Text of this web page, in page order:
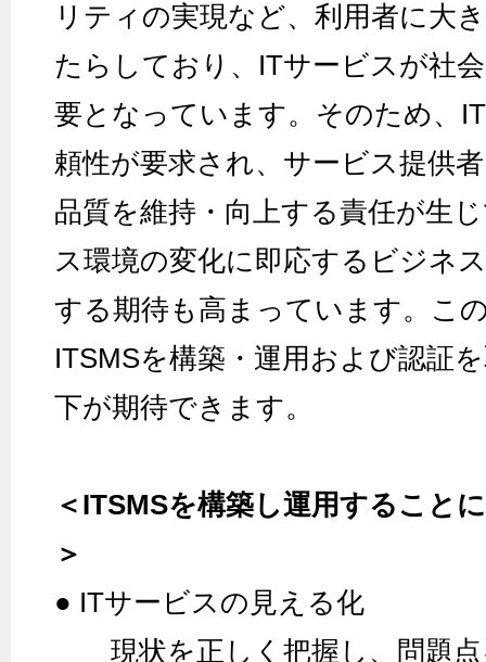
リティの実現など、利用者に大
たらしており、ITサービスが社
要となっています。そのため、
頼性が要求され、サービス提供
品質を維持・向上する責任が生
ス環境の変化に即応するビジネ
する期待も高まっています。こ
ITSMSを構築・運用および認証
下が期待できます。
＜ITSMSを構築し運用すること
＞
● ITサービスの見える化
現状を正しく把握し、問題点